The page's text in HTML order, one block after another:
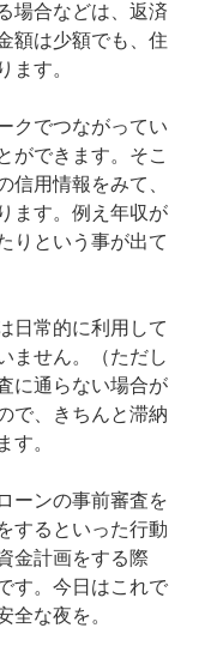
場合などは、返済
額は少額でも、住
ます。
クでつながってい
ができます。そこ
信用情報をみて、
ます。例え年収が
りという事が出て
日常的に利用して
ません。（ただし
に通らない場合が
で、きちんと滞納
す。
ーンの事前審査を
するといった行動
金計画をする際
す。今日はこれで
全な夜を。